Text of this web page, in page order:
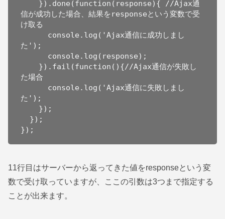
信が成功した場合、結果をresponseという変数で受
け取る
た');
た場合
た');
});
11行目はサーバーから返ってきた値をresponseという変
数で受け取っていますが、ここの引数は3つまで指定する
ことが出来ます。